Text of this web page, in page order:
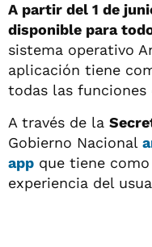
A partir del 1 de
disponible para
sistema operativo
aplicación tiene
todas las funciones
A través de la
Gobierno Nacional
app que tiene
experiencia del